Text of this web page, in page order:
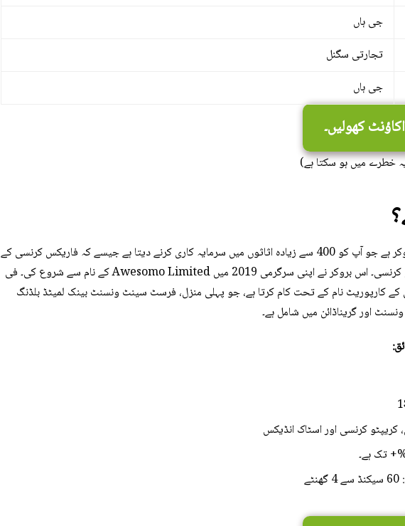
جی ہاں
تجارتی سگنل
جی ہاں
خطرے میں ہو سکتا ہے)
Quotex ایک ڈیجیٹل آپشن بروکر ہے جو آپ کو 400 سے زیادہ اثاثوں میں سرمایہ کاری کرنے دیتا ہے جیسے کہ فاریکس کرنسی کے
جوڑے، اسٹاک، اشیاء اور کریپٹو کرنسی۔ اس بروکر نے اپنی سرگرمی 2019 میں Awesomo Limited کے نام سے شروع کی۔ فی
کارپوریٹ نام کے تحت کام کرتا ہے، جو پہلی منزل، فرسٹ سینٹ ونسنٹ بینک لمیٹڈ بلڈنگ
اور گریناڈائن میں شامل ہے۔
کریپٹو کرنسی اور اسٹاک انڈیکس